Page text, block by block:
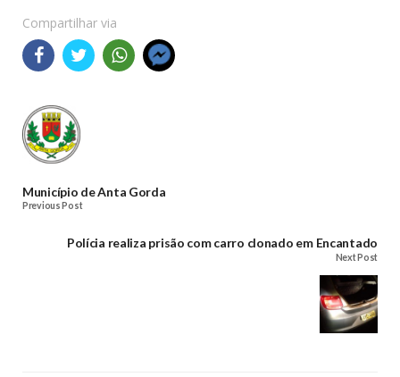
Compartilhar via
Município de Anta Gorda
Previous Post
Polícia realiza prisão com carro clonado em Encantado
Next Post